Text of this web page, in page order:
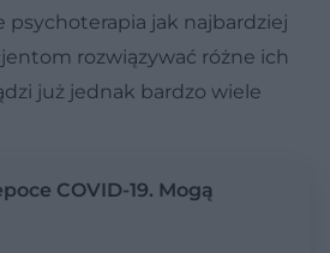
psychoterapia jak najbardziej
rozwiązywać różne ich
już jednak bardzo wiele
COVID-19. Mogą